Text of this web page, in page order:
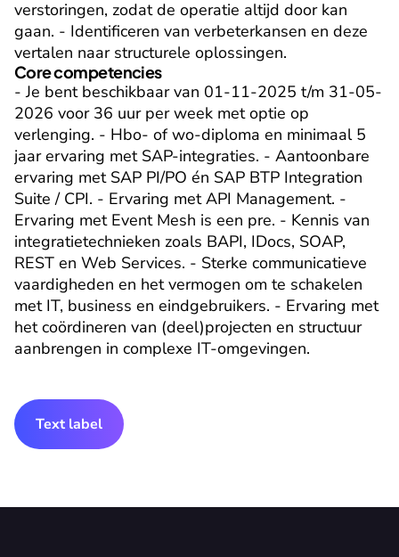
verstoringen, zodat de operatie altijd door kan
gaan. - Identificeren van verbeterkansen en deze
vertalen naar structurele oplossingen.
Core competencies
- Je bent beschikbaar van 01-11-2025 t/m 31-05-
2026 voor 36 uur per week met optie op
verlenging. - Hbo- of wo-diploma en minimaal 5
jaar ervaring met SAP-integraties. - Aantoonbare
ervaring met SAP PI/PO én SAP BTP Integration
Suite / CPI. - Ervaring met API Management. -
Ervaring met Event Mesh is een pre. - Kennis van
integratietechnieken zoals BAPI, IDocs, SOAP,
REST en Web Services. - Sterke communicatieve
vaardigheden en het vermogen om te schakelen
met IT, business en eindgebruikers. - Ervaring met
het coördineren van (deel)projecten en structuur
aanbrengen in complexe IT-omgevingen.
Text label